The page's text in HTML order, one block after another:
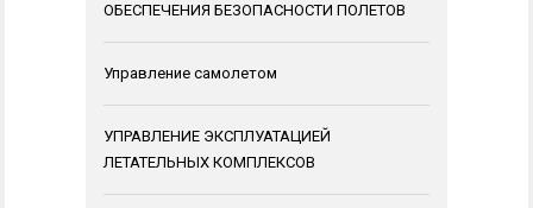
ОБЕСПЕЧЕНИЯ БЕЗОПАСНОСТИ ПОЛЕТОВ
Управление самолетом
УПРАВЛЕНИЕ ЭКСПЛУАТАЦИЕЙ
ЛЕТАТЕЛЬНЫХ КОМПЛЕКСОВ